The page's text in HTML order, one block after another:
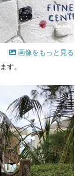
画像をもっと見る
す。